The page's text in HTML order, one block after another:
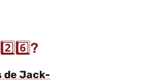
de Jack-